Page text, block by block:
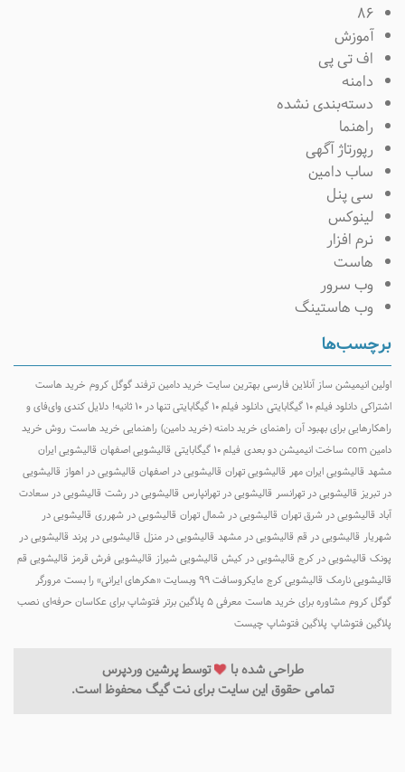
۸۶
آموزش
اف تی پی
دامنه
دسته‌بندی نشده
راهنما
رپورتاژ آگهی
ساب دامین
سی پنل
لینوکس
نرم افزار
هاست
وب سرور
وب هاستینگ
برچسب‌ها
اولین انیمیشن ساز آنلاین فارسی بهترین سایت خرید دامین ترفند گوگل کروم خرید هاست
اشتراکی دانلود فیلم ۱۰ گیگابایتی دانلود فیلم ۱۰ گیگابایتی تنها در ۱۰ ثانیه!
دلایل کندی وای‌فای و
راهکارهایی برای بهبود آن راهنمای خرید دامنه (خرید دامین) راهنمایی خرید هاست روش خرید
دامین com
ساخت انیمیشن دو بعدی فیلم ۱۰ گیگابایتی قالیشویی اصفهان قالیشویی ایران
مشهد قالیشویی ایران مهر قالیشویی تهران قالیشویی در اصفهان قالیشویی در اهواز قالیشویی
در تبریز قالیشویی در تهرانسر قالیشویی در تهرانپارس قالیشویی در رشت قالیشویی در سعادت
قالیشویی در شرق تهران قالیشویی در شمال تهران قالیشویی در شهرری قالیشویی در
شهریار قالیشویی در قم قالیشویی در مشهد قالیشویی در منزل قالیشویی در پرند قالیشویی در
پونک قالیشویی در کرج قالیشویی در کیش قالیشویی شیراز قالیشویی فرش قرمز قالیشویی قم
قالیشویی نارمک قالیشویی کرج مایکروسافت ۹۹ وبسایت «هکرهای ایرانی» را بست
مرورگر
گوگل کروم مشاوره برای خرید هاست معرفی 5 پلاگین برتر فتوشاپ برای عکاسان حرفه‌ای
نصب
پلاگین فتوشاپ پلاگین فتوشاپ چیست
طراحی شده با توسطپرشین وردپرس
تمامی حقوق این سایت برای نت گیگ محفوظ است.